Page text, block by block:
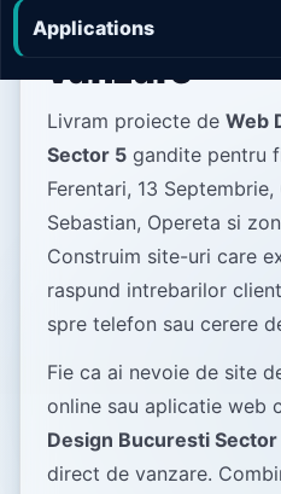
Applications
rapide si
vanzare
Livram proiecte de Web
Sector 5 gandite pentru
Ferentari, 13
Sebastian, Opereta si
Construim site-uri care
raspund intrebarilor
spre telefon sau cerere
Fie ca ai nevoie de site
online sau aplicatie web
Design Bucuresti Sector
direct de vanzare.